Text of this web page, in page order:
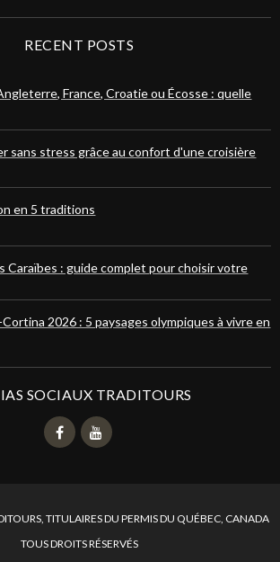
RECENT POSTS
France, Croatie ou Écosse : quelle
sans stress grâce au confort d'une croisière
en 5 traditions
Caraïbes : guide complet pour choisir votre
2026 : 5 paysages olympiques à vivre en
SOCIAUX TRADITOURS
TITULAIRES DU PERMIS DU QUÉBEC, CANADA
TOUS DROITS RÉSERVÉS